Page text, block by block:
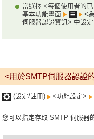
當選擇 <每個使用者的
基本功能畫面
<
伺服器認證資訊> 中設
<用於SMTP伺服器認證
(設定/註冊) <功能設定>
您可以指定存取 SMTP 伺服器